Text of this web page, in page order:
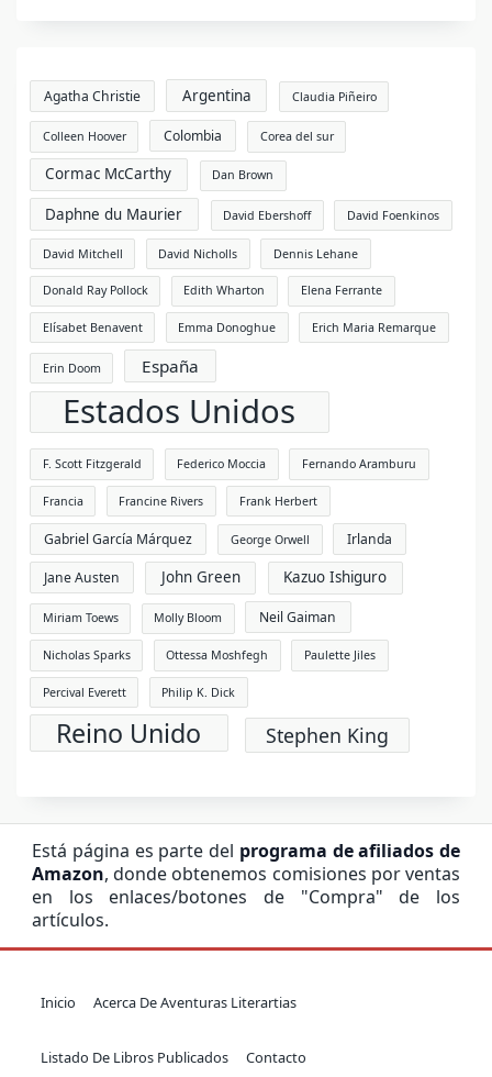
Agatha Christie Argentina Claudia Piñeiro
Colleen Hoover Colombia Corea del sur
Cormac McCarthy Dan Brown
Daphne du Maurier David Ebershoff David Foenkinos
David Mitchell David Nicholls Dennis Lehane
Donald Ray Pollock Edith Wharton Elena Ferrante
Elísabet Benavent Emma Donoghue Erich Maria Remarque
Erin Doom España
Estados Unidos
F. Scott Fitzgerald Federico Moccia Fernando Aramburu
Francia Francine Rivers Frank Herbert
Gabriel García Márquez George Orwell Irlanda
Jane Austen John Green Kazuo Ishiguro
Miriam Toews Molly Bloom Neil Gaiman
Nicholas Sparks Ottessa Moshfegh Paulette Jiles
Percival Everett Philip K. Dick
Reino Unido Stephen King
Está página es parte del programa de afiliados de
Amazon, donde obtenemos comisiones por ventas
en los enlaces/botones de "Compra" de los
artículos.
Inicio Acerca De Aventuras Literartias
Listado De Libros Publicados Contacto